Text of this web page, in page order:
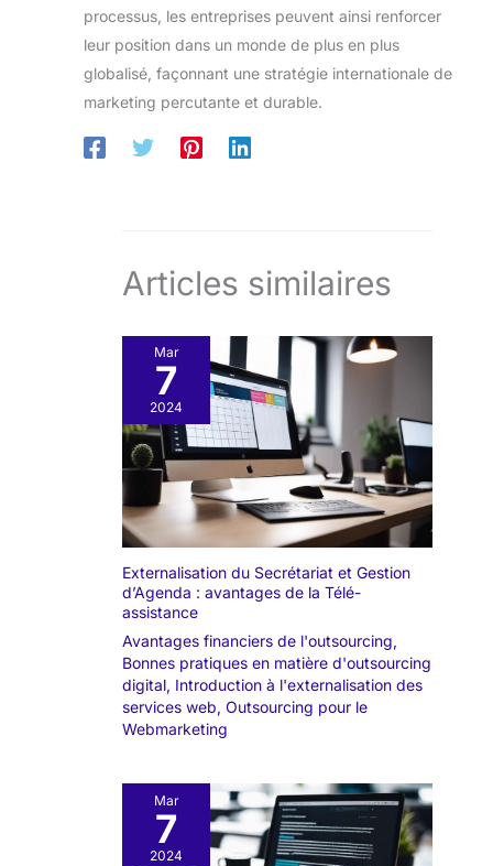
processus, les entreprises peuvent ainsi renforcer
leur position dans un monde de plus en plus
globalisé, façonnant une stratégie internationale de
marketing percutante et durable.
Articles similaires
Mar
7
2024
Externalisation du Secrétariat et Gestion
d’Agenda : avantages de la Télé-
assistance
Avantages financiers de l'outsourcing,
Bonnes pratiques en matière d'outsourcing
digital, Introduction à l'externalisation des
services web, Outsourcing pour le
Webmarketing
Mar
7
2024